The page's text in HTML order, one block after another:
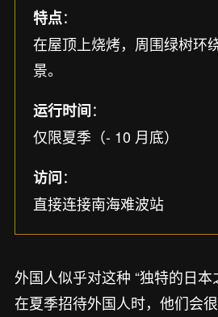
特点：
在屋顶上烧烤，周围绿树环
景。
运行时间：
仅限夏季（- 10 月底）
访问：
直接连接南海难波站
外国人似乎对这种 “独特的日本
在夏季招待外国人时，他们会